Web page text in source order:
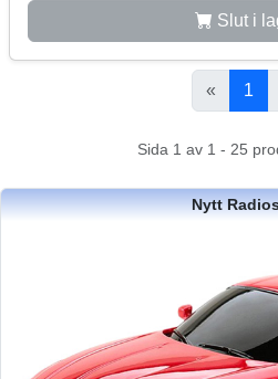
Slut i
« 1
Sida 1 av 1 - 25
Nytt